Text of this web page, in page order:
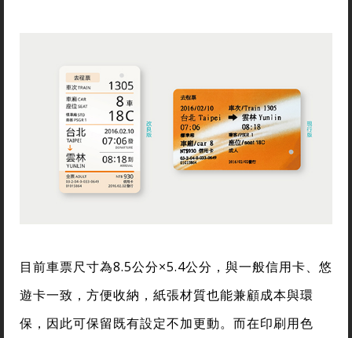
目前車票尺寸為8.5公分×5.4公分，與一般信用卡、悠
遊卡一致，方便收納，紙張材質也能兼顧成本與環
保，因此可保留既有設定不加更動。而在印刷用色